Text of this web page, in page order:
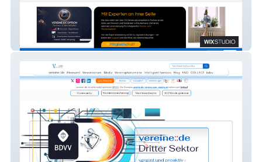
bdvv Webseite